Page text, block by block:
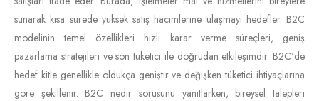
sunarak kısa sürede yüksek satış hacimlerine ulaşmayı hedefler. B2C
modelinin temel özellikleri hızlı karar verme süreçleri, geniş
pazarlama stratejileri ve son tüketici ile doğrudan etkileşimdir. B2C'de
hedef kitle genellikle oldukça geniştir ve değişken tüketici ihtiyaçlarına
göre şekillenir. B2C nedir sorusunu yanıtlarken, bireysel talepleri